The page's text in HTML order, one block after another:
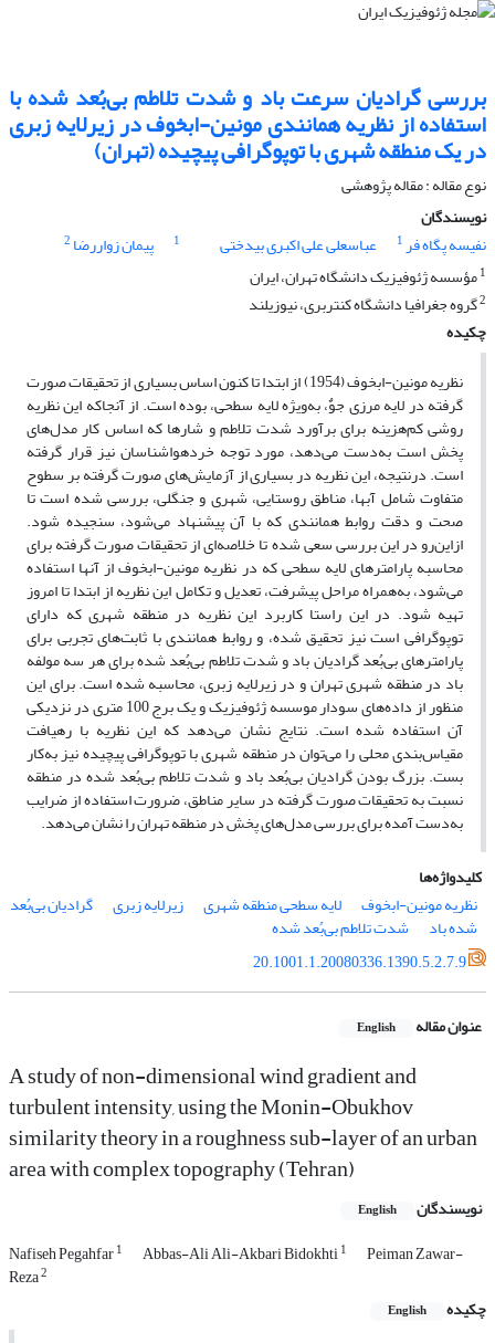
بررسی گرادیان سرعت باد و شدت تلاطم بی‌بُعد شده با
استفاده از نظریه همانندی مونین-ابخوف در زیرلایه زبری
در یک منطقه شهری با توپوگرافی پیچیده (تهران)
نوع مقاله : مقاله پژوهشی‌
نویسندگان
نفیسه پگاه فر1 عباسعلی علی اکبری بیدختی 1 پیمان زواررضا 2
1مؤسسه ژئوفیزیک دانشگاه تهران، ایران
2گروه جغرافیا دانشگاه کنتربری، نیوزیلند
چکیده
نظریه مونین-ابخوف (1954) از ابتدا تا کنون اساس بسیاری از تحقیقات صورت
گرفته در لایه مرزی جوٌ، به‌ویژه لایه سطحی، بوده است. از آنجا‌که این نظریه
روشی کم‌‌هزینه برای برآورد شدت تلاطم و شارها که اساس کار مدل‌های
پخش است به‌دست می‌‌دهد، مورد توجه خردهواشناسان نیز قرار گرفته
است. درنتیجه، این نظریه در بسیاری از آزمایش‌‌های صورت گرفته بر سطوح
متفاوت شامل آبها، مناطق روستایی، شهری و جنگلی، بررسی شده است تا
صحت و دقت روابط همانندی که با آن پیشنهاد می‌‌شود، سنجیده شود.
از‌این‌‌رو در این بررسی سعی شده تا خلاصه‌‌ای از تحقیقات صورت گرفته برای
محاسبه پارامترهای لایه سطحی که در نظریه مونین-ابخوف از آنها استفاده
می‌‌شود، به‌‌همراه مراحل پیشرفت، تعدیل و تکامل این نظریه از ابتدا تا امروز
تهیه شود. در این راستا کاربرد این نظریه در منطقه شهری که دارای
توپوگرافی است نیز تحقیق شده، و روابط همانندی با ثابت‌‌های تجربی برای
پارامترهای بی‌بُعد گرادیان باد و شدت تلاطم بی‌بُعد شده برای هر سه مولفه
باد در منطقه شهری تهران و در زیرلایه زبری، محاسبه شده است. برای این
منظور از داده‌‌های سودار موسسه ژئوفیزیک و یک برج 100 متری در نزدیکی
آن استفاده شده است. نتایج نشان می‌‌دهد که این نظریه با رهیافت
مقیاس‌‌بندی محلی را می‌‌توان در منطقه شهری با توپوگرافی پیچیده نیز به‌کار
بست. بزرگ بودن گرادیان بی‌بُعد باد و شدت تلاطم بی‌بُعد شده در منطقه
نسبت به تحقیقات صورت گرفته در سایر مناطق، ضرورت استفاده از ضرایب
به‌دست آمده برای بررسی مدل‌‌های پخش در منطقه تهران را نشان می‌‌دهد.
کلیدواژه‌ها
نظریه مونین-ابخوف
لایه سطحی منطقه شهری زیرلایه زبری گرادیان بی‌بُعد
شده باد
شدت تلاطم بی‌بُعد شده
20.1001.1.20080336.1390.5.2.7.9
عنوان مقاله English
A study of non-dimensional wind gradient and
turbulent intensity, using the Monin-Obukhov
similarity theory in a roughness sub-layer of an urban
area with complex topography (Tehran)
نویسندگان English
Nafiseh Pegahfar1 Abbas-Ali Ali-Akbari Bidokhti1 Peiman Zawar-
Reza2
چکیده English